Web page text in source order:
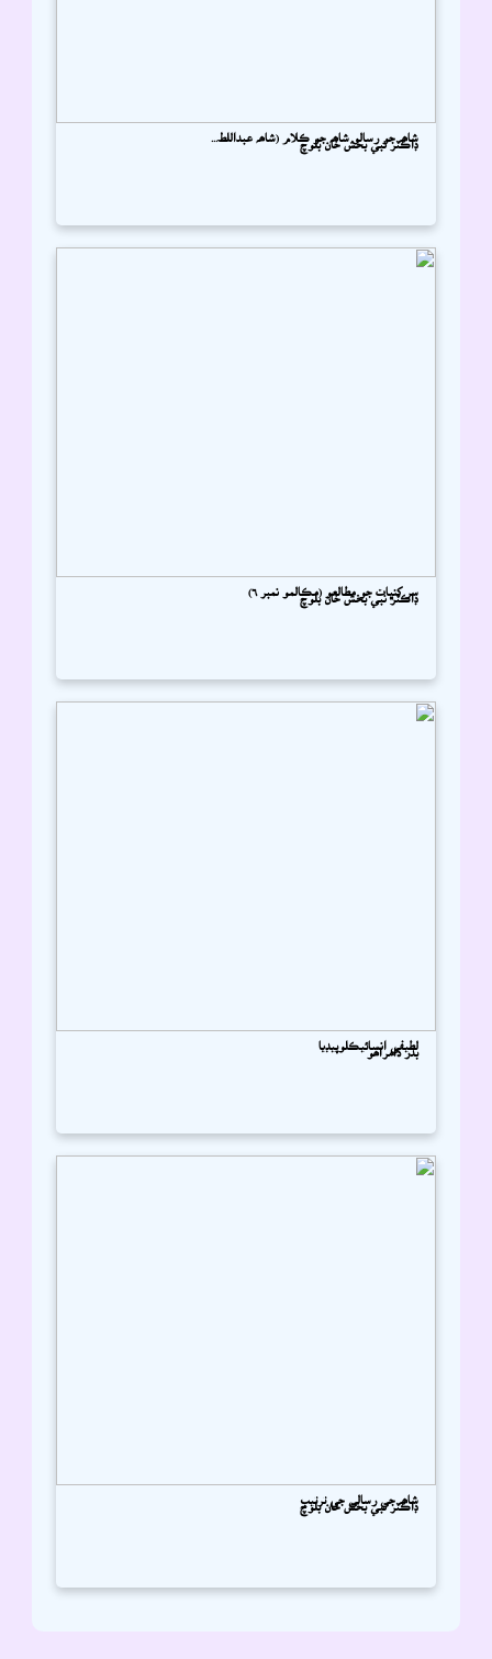
شاھہ جو رسالو شاھہ جو ڪلام (شاھہ عبداللط...
ڊاڪٽر نبي بخش خان بلوچ
سر کنڀات جو مطالعو (مڪالمو نمبر ٦)
ڊاڪٽر نبي بخش خان بلوچ
لطيفي انسائيڪلوپيڊيا
بدر ڌامراھو
شاھہ جي رسالي جي ترتيب
ڊاڪٽر نبي بخش خان بلوچ